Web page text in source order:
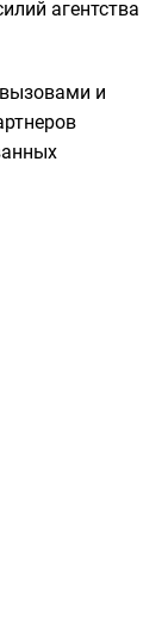
агентства
и